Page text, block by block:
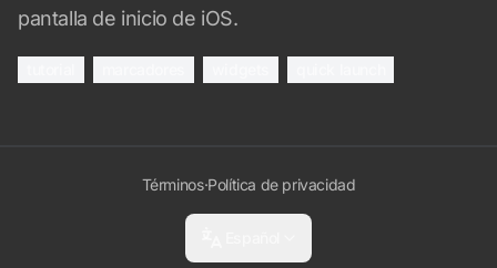
pantalla de inicio de iOS.
Términos·Política de privacidad